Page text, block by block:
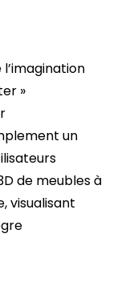
l’imagination
»
un
de meubles à
visualisant